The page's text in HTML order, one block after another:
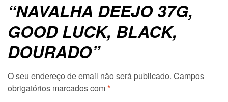
“NAVALHA DEEJO 37G,
GOOD LUCK, BLACK,
DOURADO”
O seu endereço de email não será publicado. Campos
obrigatórios marcados com*